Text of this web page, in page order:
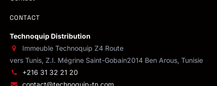
CONTACT
Technoquip Distribution
Immeuble Technoquip Z4 Route
vers Tunis, Z.I. Mégrine Saint-Gobain2014 Ben Arous, Tunisie
+216 31 32 21 20
contact@technoquip-tn.com